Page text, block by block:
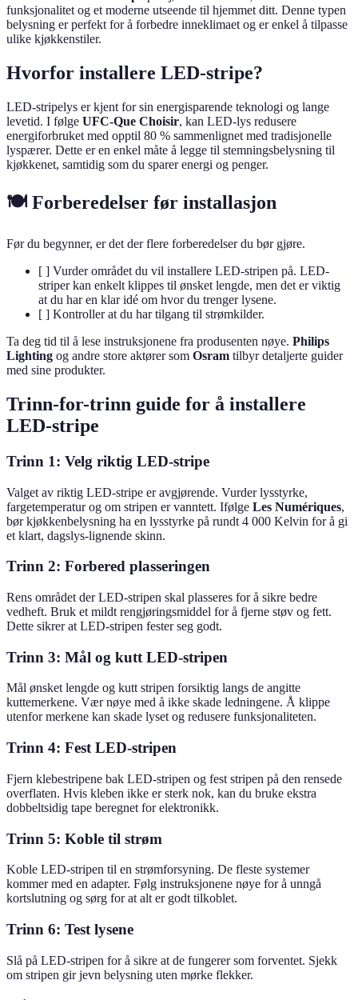
funksjonalitet og et moderne utseende til hjemmet ditt. Denne typen
belysning er perfekt for å forbedre inneklimaet og er enkel å tilpasse
ulike kjøkkenstiler.
Hvorfor installere LED-stripe?
LED-stripelys er kjent for sin energisparende teknologi og lange
levetid. I følge UFC-Que Choisir, kan LED-lys redusere
energiforbruket med opptil 80 % sammenlignet med tradisjonelle
lyspærer. Dette er en enkel måte å legge til stemningsbelysning til
kjøkkenet, samtidig som du sparer energi og penger.
🍽 Forberedelser før installasjon
Før du begynner, er det der flere forberedelser du bør gjøre.
[ ] Vurder området du vil installere LED-stripen på. LED-
striper kan enkelt klippes til ønsket lengde, men det er viktig
at du har en klar idé om hvor du trenger lysene.
[ ] Kontroller at du har tilgang til strømkilder.
Ta deg tid til å lese instruksjonene fra produsenten nøye. Philips
Lighting og andre store aktører som Osram tilbyr detaljerte guider
med sine produkter.
Trinn-for-trinn guide for å installere
LED-stripe
Trinn 1: Velg riktig LED-stripe
Valget av riktig LED-stripe er avgjørende. Vurder lysstyrke,
fargetemperatur og om stripen er vanntett. Ifølge Les Numériques,
bør kjøkkenbelysning ha en lysstyrke på rundt 4 000 Kelvin for å gi
et klart, dagslys-lignende skinn.
Trinn 2: Forbered plasseringen
Rens området der LED-stripen skal plasseres for å sikre bedre
vedheft. Bruk et mildt rengjøringsmiddel for å fjerne støv og fett.
Dette sikrer at LED-stripen fester seg godt.
Trinn 3: Mål og kutt LED-stripen
Mål ønsket lengde og kutt stripen forsiktig langs de angitte
kuttemerkene. Vær nøye med å ikke skade ledningene. Å klippe
utenfor merkene kan skade lyset og redusere funksjonaliteten.
Trinn 4: Fest LED-stripen
Fjern klebestripene bak LED-stripen og fest stripen på den rensede
overflaten. Hvis kleben ikke er sterk nok, kan du bruke ekstra
dobbeltsidig tape beregnet for elektronikk.
Trinn 5: Koble til strøm
Koble LED-stripen til en strømforsyning. De fleste systemer
kommer med en adapter. Følg instruksjonene nøye for å unngå
kortslutning og sørg for at alt er godt tilkoblet.
Trinn 6: Test lysene
Slå på LED-stripen for å sikre at de fungerer som forventet. Sjekk
om stripen gir jevn belysning uten mørke flekker.